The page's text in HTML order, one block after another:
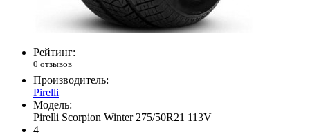
Рейтинг:
0 отзывов
Производитель:
Pirelli
Модель:
Pirelli Scorpion Winter 275/50R21 113V
4